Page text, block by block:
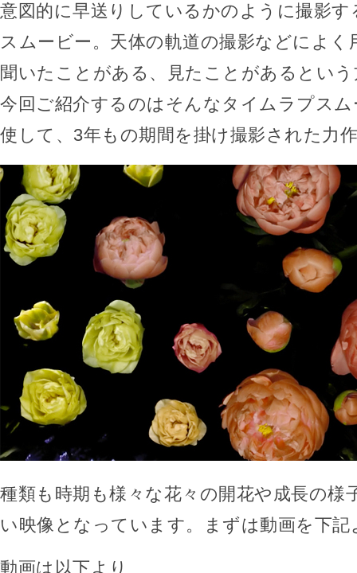
意図的に早送りしているかのように撮影
スムービー。天体の軌道の撮影などによく
聞いたことがある、見たことがあるとい
今回ご紹介するのはそんなタイムラプス
使して、3年もの期間を掛け撮影された力
種類も時期も様々な花々の開花や成長の様
い映像となっています。まずは動画を下
動画は以下より